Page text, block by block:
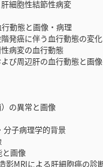
胞性結節性病変
態と画像・病理
癌に伴う血行動態の変化
変の血行動態
周辺肝の血行動態と画像
の異常と画像
子病理学的背景
画像
MRIによる肝細胞癌の診